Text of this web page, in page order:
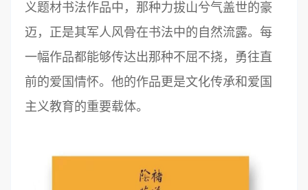
义题材书法作品中，那种力拔山兮气盖世的豪
迈，正是其军人风骨在书法中的自然流露。每
一幅作品都能够传达出那种不屈不挠，勇往直
前的爱国情怀。他的作品更是文化传承和爱国
主义教育的重要载体。